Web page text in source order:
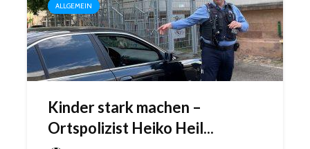
ALLGEMEIN
Kinder stark machen –
Ortspolizist Heiko Heil...